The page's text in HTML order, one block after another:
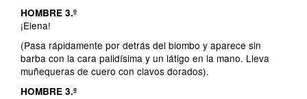
HOMBRE 3.º
¡Elena!
(Pasa rápidamente por detrás del biombo y aparece sin
barba con la cara palidísima y un látigo en la mano. Lleva
muñequeras de cuero con clavos dorados).
HOMBRE 3.º